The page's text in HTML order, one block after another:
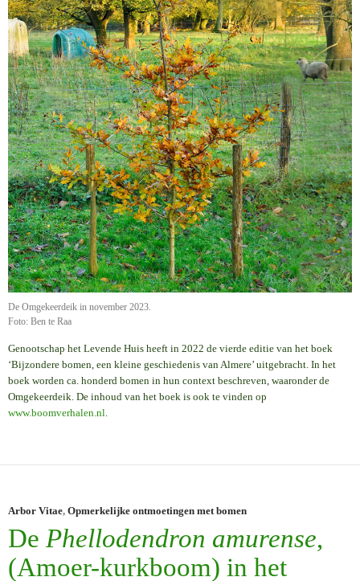
De Omgekeerdeik in november 2023.
Foto: Ben te Raa
Genootschap het Levende Huis heeft in 2022 de vierde editie van het boek
‘Bijzondere bomen, een kleine geschiedenis van Almere’ uitgebracht. In het
boek worden ca. honderd bomen in hun context beschreven, waaronder de
Omgekeerdeik. De inhoud van het boek is ook te vinden op
www.boomverhalen.nl
Arbor Vitae, Opmerkelijke ontmoetingen met bomen
De Phellodendron amurense,
(Amoer-kurkboom) in het